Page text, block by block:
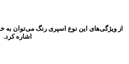
اشاره کرد.